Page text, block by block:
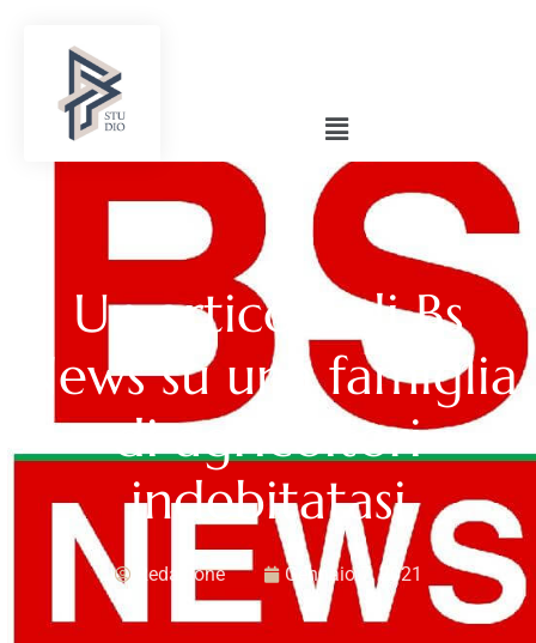
Un articolo di Bs
News su una famiglia
di agricoltori
indebitatasi
Redazione Gennaio 7, 2021